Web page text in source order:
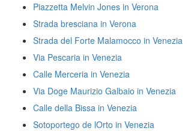
Piazzetta Melvin Jones in Verona
Strada bresciana in Verona
Strada del Forte Malamocco in Venezia
Via Pescaria in Venezia
Calle Merceria in Venezia
Via Doge Maurizio Galbaio in Venezia
Calle della Bissa in Venezia
Sotoportego de lOrto in Venezia